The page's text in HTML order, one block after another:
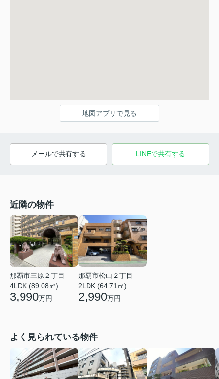
地図アプリで見る
メールで共有する LINEで共有する
近隣の物件
那覇市三原２丁目
4LDK (89.08㎡)
3,990万円
那覇市松山２丁目
2LDK (64.71㎡)
2,990万円
よく見られている物件